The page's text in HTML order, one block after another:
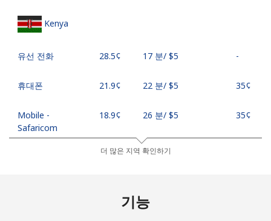
Kenya
유선 전화 ⁦28.5¢⁩ 17 분/ ⁦$5⁩ -
휴대폰 ⁦21.9¢⁩ 22 분/ ⁦$5⁩ ⁦35¢⁩
Mobile -
Safaricom
⁦18.9¢⁩ 26 분/ ⁦$5⁩ ⁦35¢⁩
더 많은 지역 확인하기
기능